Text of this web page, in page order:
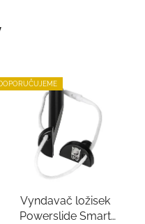
Vyndavač ložisek
Powerslide Smart